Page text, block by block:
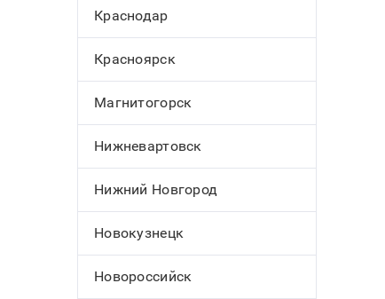
Краснодар
Красноярск
Магнитогорск
Нижневартовск
Нижний Новгород
Новокузнецк
Новороссийск